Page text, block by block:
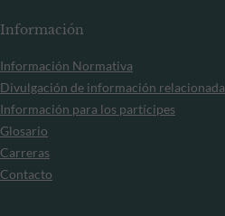
Información
Información Normativa
Divulgación de información
Información para los partícipes
Glosario
Carreras
Contacto